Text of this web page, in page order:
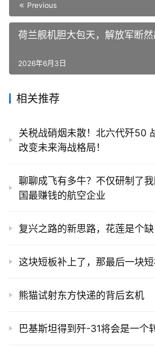
Previous
荷兰舰机胆大包天，解放军断
2026年6月3日
相关推荐
关税战硝烟未散！北六代歼50
改变未来海战格局！
聊聊成飞有多牛？不仅研制了
国最赚钱的航空企业
复兴之路的新思路，花莲是个缺
这块短板补上了，那最后一块短
熊猫试射东方快递的背后玄机
巴基斯坦得到歼-31将会是一个